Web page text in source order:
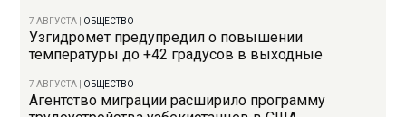
7 АВГУСТА ОБЩЕСТВО
Узгидромет предупредил о повышении
температуры до +42 градусов в выходные
7 АВГУСТА ОБЩЕСТВО
Агентство миграции расширило программу